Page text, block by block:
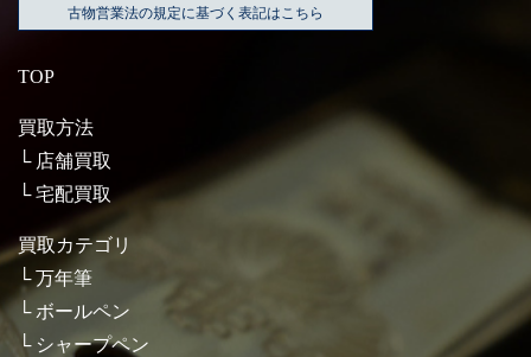
古物営業法の規定に基づく表記はこちら
TOP
買取方法
店舗買取
宅配買取
買取カテゴリ
万年筆
ボールペン
シャープペン